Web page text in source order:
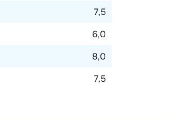
7,5
6,0
8,0
7,5